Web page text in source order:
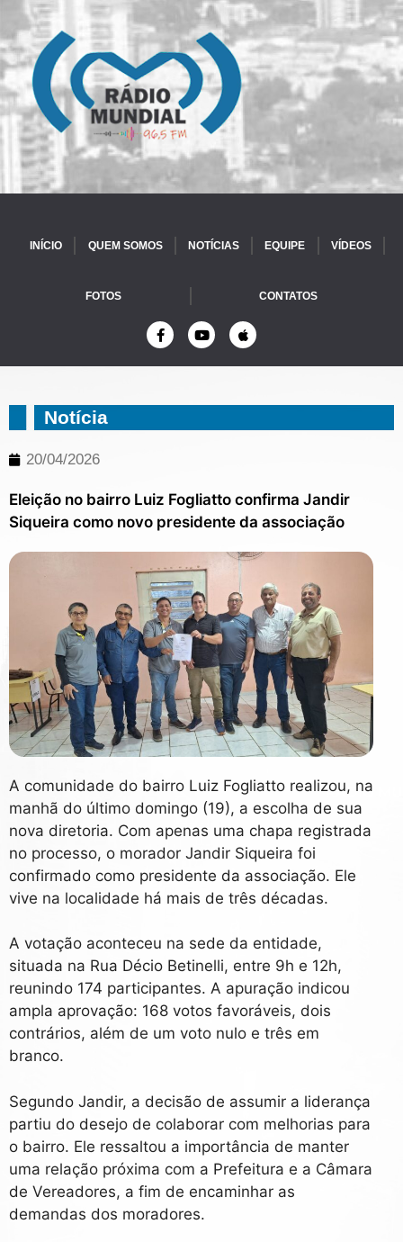
INÍCIO QUEM SOMOS NOTÍCIAS EQUIPE VÍDEOS
FOTOS CONTATOS
Notícia
20/04/2026
Eleição no bairro Luiz Fogliatto confirma Jandir
Siqueira como novo presidente da associação
A comunidade do bairro Luiz Fogliatto realizou, na
manhã do último domingo (19), a escolha de sua
nova diretoria. Com apenas uma chapa registrada
no processo, o morador Jandir Siqueira foi
confirmado como presidente da associação. Ele
vive na localidade há mais de três décadas.
A votação aconteceu na sede da entidade,
situada na Rua Décio Betinelli, entre 9h e 12h,
reunindo 174 participantes. A apuração indicou
ampla aprovação: 168 votos favoráveis, dois
contrários, além de um voto nulo e três em
branco.
Segundo Jandir, a decisão de assumir a liderança
partiu do desejo de colaborar com melhorias para
o bairro. Ele ressaltou a importância de manter
uma relação próxima com a Prefeitura e a Câmara
de Vereadores, a fim de encaminhar as
demandas dos moradores.